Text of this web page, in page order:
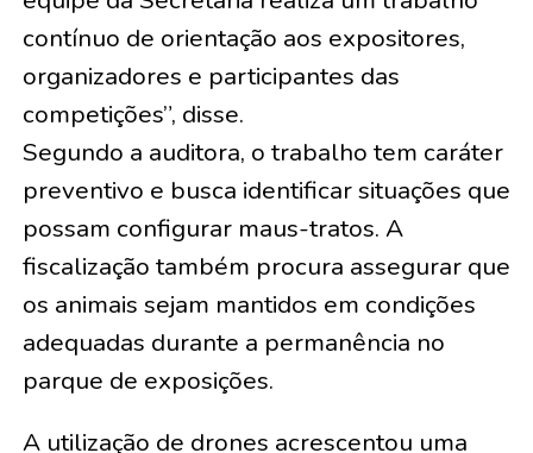
contínuo de orientação aos expositores,
organizadores e participantes das
competições”, disse.
Segundo a auditora, o trabalho tem caráter
preventivo e busca identificar situações que
possam configurar maus-tratos. A
fiscalização também procura assegurar que
os animais sejam mantidos em condições
adequadas durante a permanência no
parque de exposições.
A utilização de drones acrescentou uma